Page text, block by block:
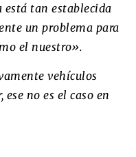
está tan establecida
un problema para
el nuestro».
vehículos
ese no es el caso en